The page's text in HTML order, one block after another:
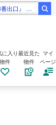
『8番出口』 金ロー
に入り
物件
最近見た
物件
マイ
ページ